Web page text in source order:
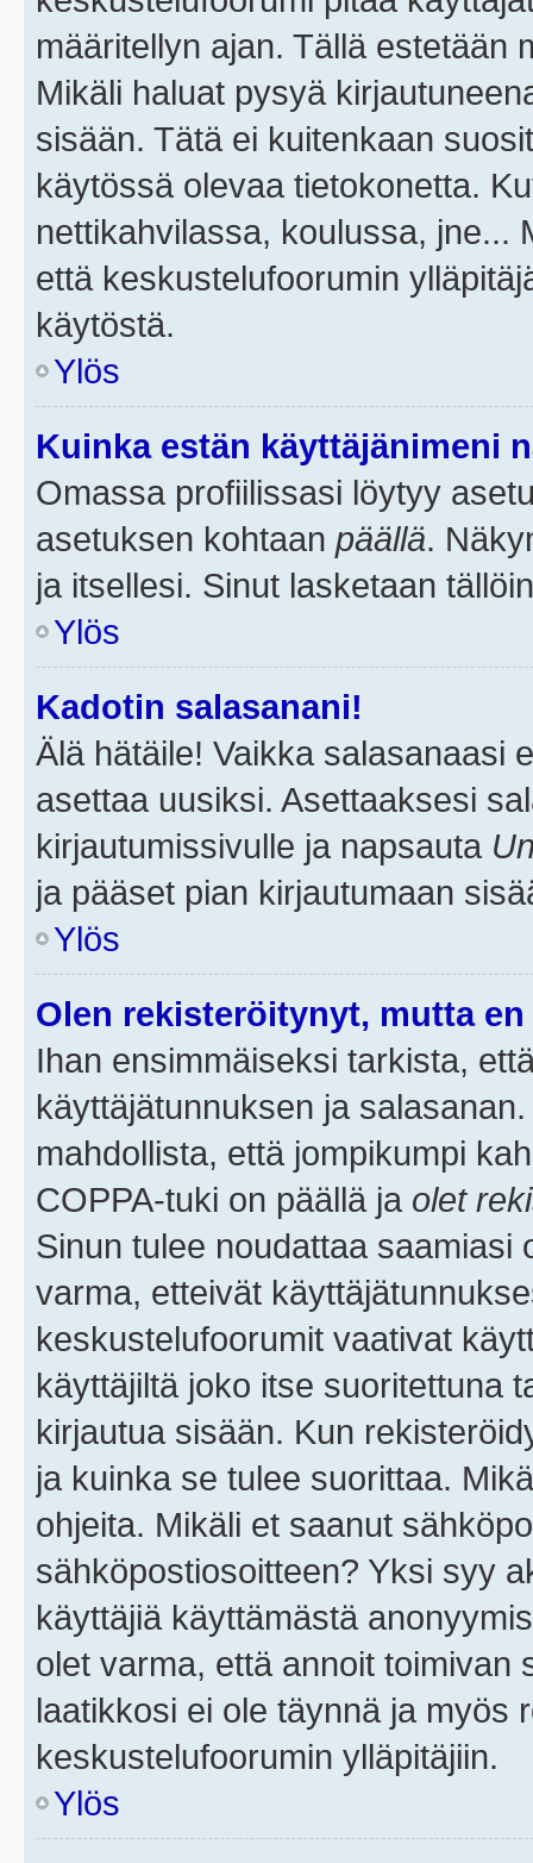
määritellyn ajan. Tällä estetään
Mikäli haluat pysyä
sisään. Tätä ei kuitenkaan
käytössä olevaa tietokonetta.
nettikahvilassa, koulussa, jne...
että keskustelufoorumin
käytöstä.
Ylös
Kuinka estän käyttäjänimeni
Omassa profiilissasi löytyy
asetuksen kohtaan päällä.
ja itsellesi. Sinut lasketaan
Ylös
Kadotin salasanani!
Älä hätäile! Vaikka salasanaasi
asettaa uusiksi. Asettaaksesi
kirjautumissivulle ja napsauta
ja pääset pian kirjautumaan
Ylös
Olen rekisteröitynyt, mutta
Ihan ensimmäiseksi tarkista,
käyttäjätunnuksen ja
mahdollista, että jompikumpi
COPPA-tuki on päällä ja olet
Sinun tulee noudattaa saamiasi
varma, etteivät
keskustelufoorumit vaativat
käyttäjiltä joko itse suoritettuna
kirjautua sisään. Kun
ja kuinka se tulee suorittaa.
ohjeita. Mikäli et saanut
sähköpostiosoitteen? Yksi syy
käyttäjiä käyttämästä
olet varma, että annoit toimivan
laatikkosi ei ole täynnä ja myös
keskustelufoorumin ylläpitäjiin.
Ylös